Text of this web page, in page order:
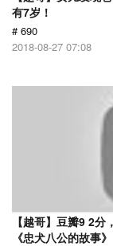
有7岁！
# 690
2018-08-27 07:08
【越哥】豆瓣9 2
《忠犬八公的故事》